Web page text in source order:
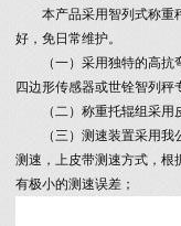
本产品采用智列式称重秤
好，免日常维护。
（一）采用独特的高抗弯
四边形传感器或世铨智列秤
（二）称重托辊组采用皮
（三）测速装置采用我公
测速，上皮带测速方式，根
有极小的测速误差；